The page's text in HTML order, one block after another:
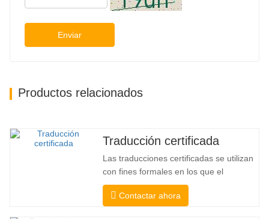
Enviar
Productos relacionados
Traducción certificada
Las traducciones certificadas se utilizan
con fines formales en los que el
destinatario necesita una confirmación
para confirmar la precisión y la
Contactar ahora